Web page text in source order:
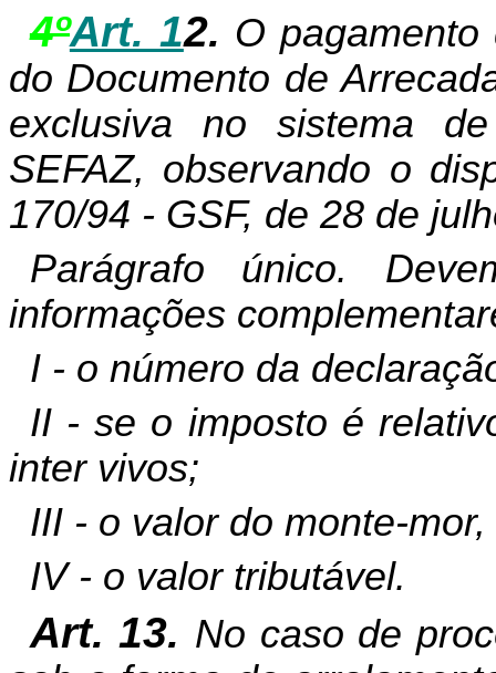
4ºArt. 12. O
do Documento de
exclusiva no sistema
SEFAZ, observando o
170/94 - GSF, de 28 de
Parágrafo único.
informações
I - o número da
II - se o imposto é
inter vivos;
III - o valor do monte-
IV - o valor tributável.
Art. 13. No caso de